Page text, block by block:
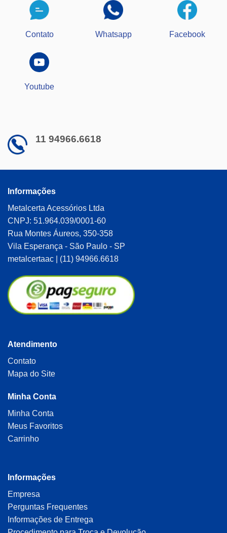
Contato Whatsapp Facebook
Youtube
11 94966.6618
Informações
Metalcerta Acessórios Ltda
CNPJ: 51.964.039/0001-60
Rua Montes Áureos, 350-358
Vila Esperança - São Paulo - SP
metalcertaac | (11) 94966.6618
Atendimento
Contato
Mapa do Site
Minha Conta
Minha Conta
Meus Favoritos
Carrinho
Informações
Empresa
Perguntas Frequentes
Informações de Entrega